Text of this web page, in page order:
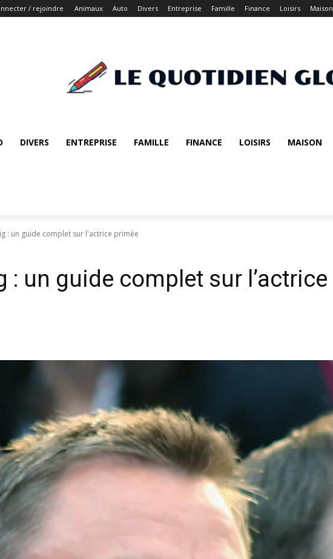
/ rejoindre Animaux Auto Divers Entreprise Famille Finance Loisirs Maison
DIVERS ENTREPRISE FAMILLE FINANCE LOISIRS MAISON
: un guide complet sur l'actrice primée
: un guide complet sur l’actrice